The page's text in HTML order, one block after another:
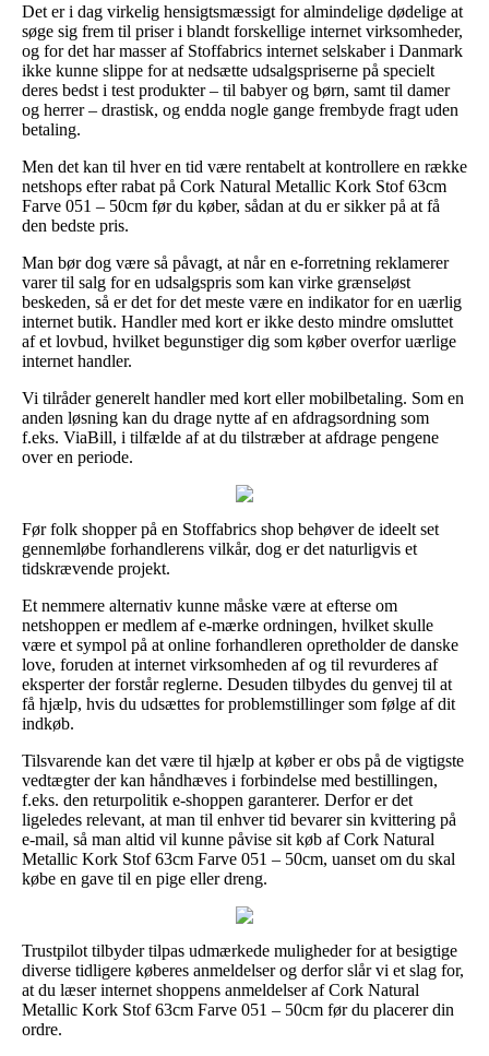
Det er i dag virkelig hensigtsmæssigt for almindelige dødelige at
søge sig frem til priser i blandt forskellige internet virksomheder,
og for det har masser af Stoffabrics internet selskaber i Danmark
ikke kunne slippe for at nedsætte udsalgspriserne på specielt
deres bedst i test produkter – til babyer og børn, samt til damer
og herrer – drastisk, og endda nogle gange frembyde fragt uden
betaling.
Men det kan til hver en tid være rentabelt at kontrollere en række
netshops efter rabat på Cork Natural Metallic Kork Stof 63cm
Farve 051 – 50cm før du køber, sådan at du er sikker på at få
den bedste pris.
Man bør dog være så påvagt, at når en e-forretning reklamerer
varer til salg for en udsalgspris som kan virke grænseløst
beskeden, så er det for det meste være en indikator for en uærlig
internet butik. Handler med kort er ikke desto mindre omsluttet
af et lovbud, hvilket begunstiger dig som køber overfor uærlige
internet handler.
Vi tilråder generelt handler med kort eller mobilbetaling. Som en
anden løsning kan du drage nytte af en afdragsordning som
f.eks. ViaBill, i tilfælde af at du tilstræber at afdrage pengene
over en periode.
Før folk shopper på en Stoffabrics shop behøver de ideelt set
gennemløbe forhandlerens vilkår, dog er det naturligvis et
tidskrævende projekt.
Et nemmere alternativ kunne måske være at efterse om
netshoppen er medlem af e-mærke ordningen, hvilket skulle
være et sympol på at online forhandleren opretholder de danske
love, foruden at internet virksomheden af og til revurderes af
eksperter der forstår reglerne. Desuden tilbydes du genvej til at
få hjælp, hvis du udsættes for problemstillinger som følge af dit
indkøb.
Tilsvarende kan det være til hjælp at køber er obs på de vigtigste
vedtægter der kan håndhæves i forbindelse med bestillingen,
f.eks. den returpolitik e-shoppen garanterer. Derfor er det
ligeledes relevant, at man til enhver tid bevarer sin kvittering på
e-mail, så man altid vil kunne påvise sit køb af Cork Natural
Metallic Kork Stof 63cm Farve 051 – 50cm, uanset om du skal
købe en gave til en pige eller dreng.
Trustpilot tilbyder tilpas udmærkede muligheder for at besigtige
diverse tidligere køberes anmeldelser og derfor slår vi et slag for,
at du læser internet shoppens anmeldelser af Cork Natural
Metallic Kork Stof 63cm Farve 051 – 50cm før du placerer din
ordre.